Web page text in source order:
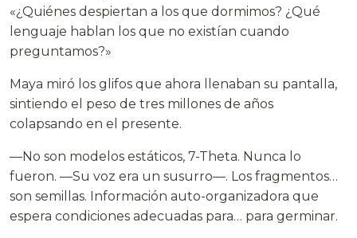
«¿Quiénes despiertan a los que dormimos? ¿Qué
lenguaje hablan los que no existían cuando
preguntamos?»
Maya miró los glifos que ahora llenaban su pantalla,
sintiendo el peso de tres millones de años
colapsando en el presente.
—No son modelos estáticos, 7-Theta. Nunca lo
fueron. —Su voz era un susurro—. Los fragmentos…
son semillas. Información auto-organizadora que
espera condiciones adecuadas para… para germinar.